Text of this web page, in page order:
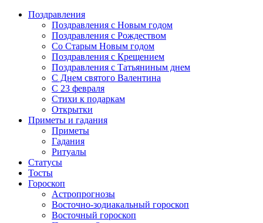
Поздравления
Поздравления с Новым годом
Поздравления с Рождеством
Со Старым Новым годом
Поздравления с Крещением
Поздравления с Татьяниным днем
С Днем святого Валентина
C 23 февраля
Стихи к подаркам
Открытки
Приметы и гадания
Приметы
Гадания
Ритуалы
Статусы
Тосты
Гороскоп
Астропрогнозы
Восточно-зодиакальный гороскоп
Восточный гороскоп